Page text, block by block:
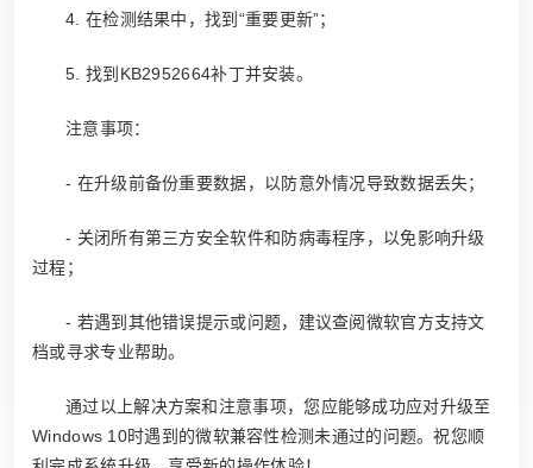
4. 在检测结果中，找到“重要更新”；
5. 找到KB2952664补丁并安装。
注意事项：
- 在升级前备份重要数据，以防意外情况导致数据丢失；
- 关闭所有第三方安全软件和防病毒程序，以免影响升级
过程；
- 若遇到其他错误提示或问题，建议查阅微软官方支持文
档或寻求专业帮助。
通过以上解决方案和注意事项，您应能够成功应对升级至
Windows 10时遇到的微软兼容性检测未通过的问题。祝您顺